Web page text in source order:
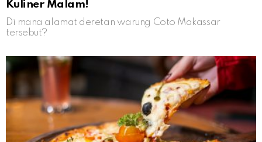
Kuliner Malam!
Di mana alamat deretan warung Coto Makassar
tersebut?